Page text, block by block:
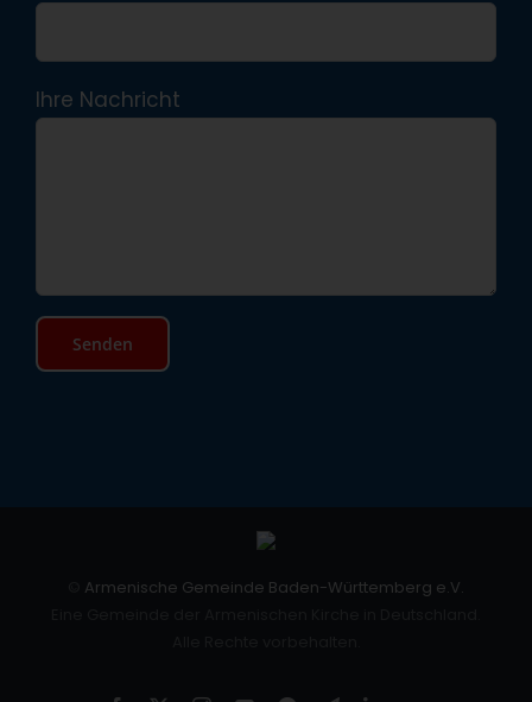
Ihre Nachricht
Armenische Gemeinde Baden-Württemberg e.V.